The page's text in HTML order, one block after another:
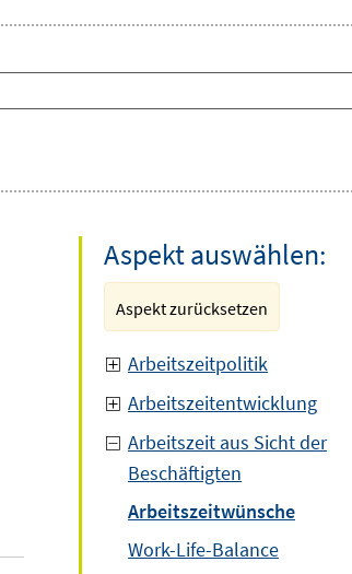
Aspekt auswählen:
Aspekt zurücksetzen
Arbeitszeitpolitik
Arbeitszeitentwicklung
Arbeitszeit aus Sicht der
Beschäftigten
Arbeitszeitwünsche
Work-Life-Balance